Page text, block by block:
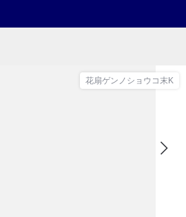
花扇ゲンノショウコ末K